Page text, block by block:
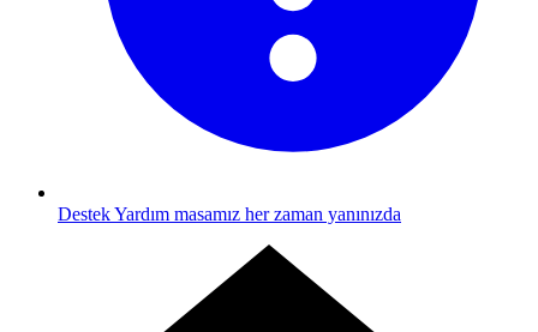
DestekYardım masamız her zaman yanınızda